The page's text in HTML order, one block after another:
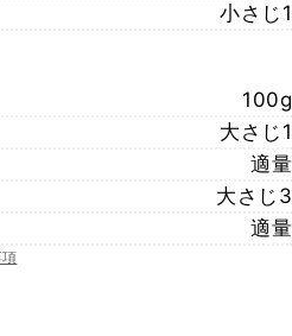
小さじ1
100g
大さじ1
適量
大さじ3
適量